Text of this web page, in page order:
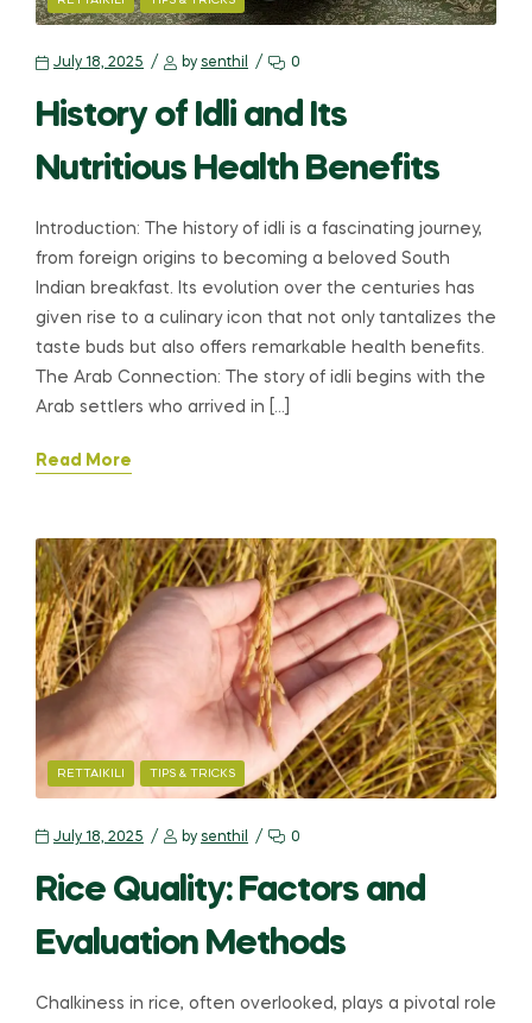
July 18, 2025 by senthil 0
History of Idli and Its
Nutritious Health Benefits
Introduction: The history of idli is a fascinating journey,
from foreign origins to becoming a beloved South
Indian breakfast. Its evolution over the centuries has
given rise to a culinary icon that not only tantalizes the
taste buds but also offers remarkable health benefits.
The Arab Connection: The story of idli begins with the
Arab settlers who arrived in […]
Read More
RETTAIKILI TIPS & TRICKS
July 18, 2025 by senthil 0
Rice Quality: Factors and
Evaluation Methods
Chalkiness in rice, often overlooked, plays a pivotal role